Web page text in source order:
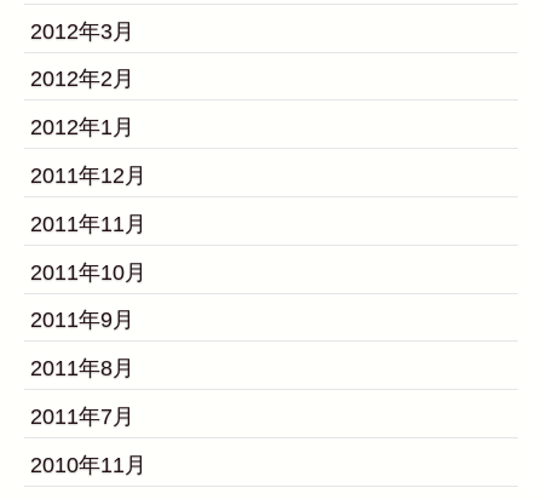
2012年3月
2012年2月
2012年1月
2011年12月
2011年11月
2011年10月
2011年9月
2011年8月
2011年7月
2010年11月